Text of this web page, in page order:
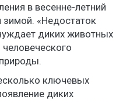
в весенне-летний
«Недостаток
диких животных
ключевых
диких